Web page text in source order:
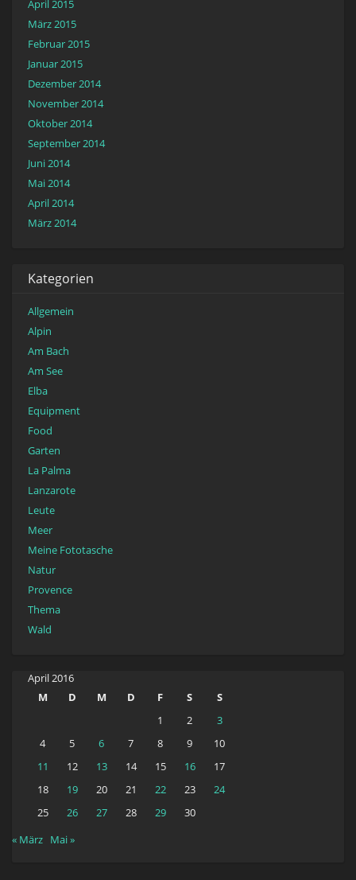
April 2015
März 2015
Februar 2015
Januar 2015
Dezember 2014
November 2014
Oktober 2014
September 2014
Juni 2014
Mai 2014
April 2014
März 2014
Kategorien
Allgemein
Alpin
Am Bach
Am See
Elba
Equipment
Food
Garten
La Palma
Lanzarote
Leute
Meer
Meine Fototasche
Natur
Provence
Thema
Wald
April 2016
M
D M D F S
S
1
2
3
4
5 6 7 8 9
10
11
12 13 14 15 16
17
18
19 20 21 22 23
24
25
26 27 28 29
30
« März Mai »